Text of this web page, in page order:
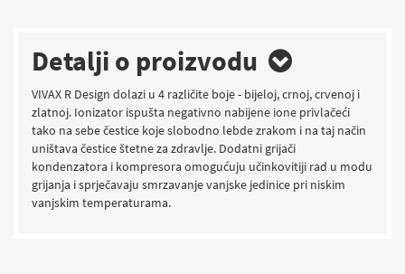
Detalji o proizvodu
VIVAX R Design dolazi u 4 različite boje - bijeloj, crnoj, crvenoj i
zlatnoj. Ionizator ispušta negativno nabijene ione privlačeći
tako na sebe čestice koje slobodno lebde zrakom i na taj način
uništava čestice štetne za zdravlje. Dodatni grijači
kondenzatora i kompresora omogućuju učinkovitiji rad u modu
grijanja i sprječavaju smrzavanje vanjske jedinice pri niskim
vanjskim temperaturama.